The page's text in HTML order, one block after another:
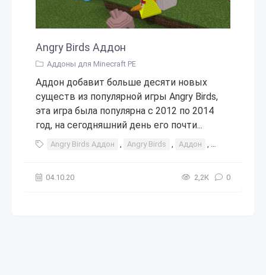
Angry Birds Аддон
Аддоны для Minecraft PE
Аддон добавит больше десяти новых
существ из популярной игры Angry Birds,
эта игра была популярна с 2012 по 2014
год, на сегодняшний день его почти...
Angry Birds Аддон , Angry Birds , Аддон , энгри
04.10.20 2,2К 0